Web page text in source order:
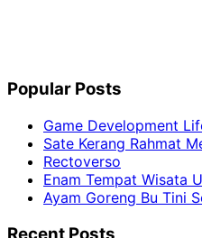
Popular Posts
Game Development
Sate Kerang Rahmat
Rectoverso
Enam Tempat Wisata
Ayam Goreng Bu Tini
Recent Posts